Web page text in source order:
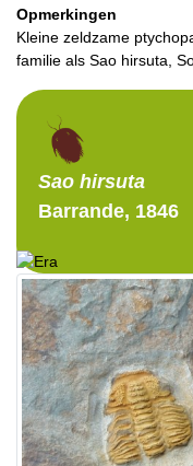
Opmerkingen
Kleine zeldzame
familie als Sao hirsuta,
Sao hirsuta
Barrande, 1846